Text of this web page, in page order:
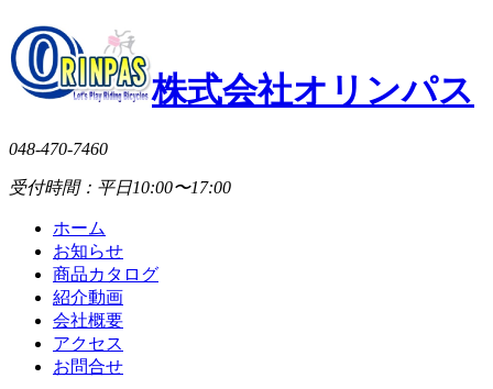
株式会社オリンパス
048-470-7460
受付時間：平日10:00〜17:00
ホーム
お知らせ
商品カタログ
紹介動画
会社概要
アクセス
お問合せ